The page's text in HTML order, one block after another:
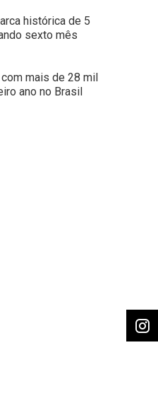
histórica de 5
sexto mês
mais de 28 mil
ano no Brasil